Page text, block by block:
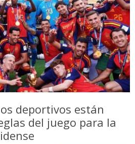
deportivos están
del juego para la